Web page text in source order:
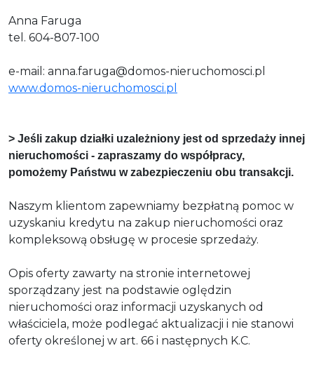
Anna Faruga
tel. 604-807-100
e-mail: anna.faruga@domos-nieruchomosci.pl
www.domos-nieruchomosci.pl
> Jeśli zakup działki uzależniony jest od sprzedaży innej
nieruchomości - zapraszamy do współpracy,
pomożemy Państwu w zabezpieczeniu obu transakcji.
Naszym klientom zapewniamy bezpłatną pomoc w
uzyskaniu kredytu na zakup nieruchomości oraz
kompleksową obsługę w procesie sprzedaży.
Opis oferty zawarty na stronie internetowej
sporządzany jest na podstawie oględzin
nieruchomości oraz informacji uzyskanych od
właściciela, może podlegać aktualizacji i nie stanowi
oferty określonej w art. 66 i następnych K.C.